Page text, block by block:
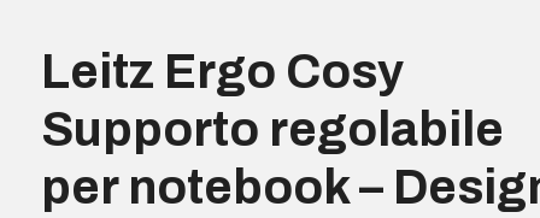
Leitz Ergo Cosy
Supporto regolabile
per notebook –